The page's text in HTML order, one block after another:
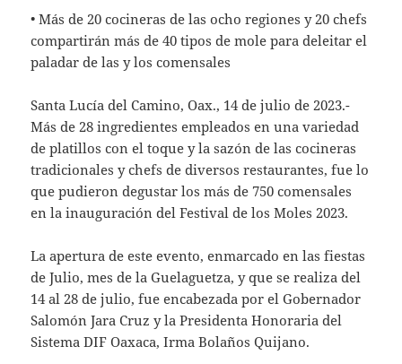
• Más de 20 cocineras de las ocho regiones y 20 chefs
compartirán más de 40 tipos de mole para deleitar el
paladar de las y los comensales
Santa Lucía del Camino, Oax., 14 de julio de 2023.-
Más de 28 ingredientes empleados en una variedad
de platillos con el toque y la sazón de las cocineras
tradicionales y chefs de diversos restaurantes, fue lo
que pudieron degustar los más de 750 comensales
en la inauguración del Festival de los Moles 2023.
La apertura de este evento, enmarcado en las fiestas
de Julio, mes de la Guelaguetza, y que se realiza del
14 al 28 de julio, fue encabezada por el Gobernador
Salomón Jara Cruz y la Presidenta Honoraria del
Sistema DIF Oaxaca, Irma Bolaños Quijano.